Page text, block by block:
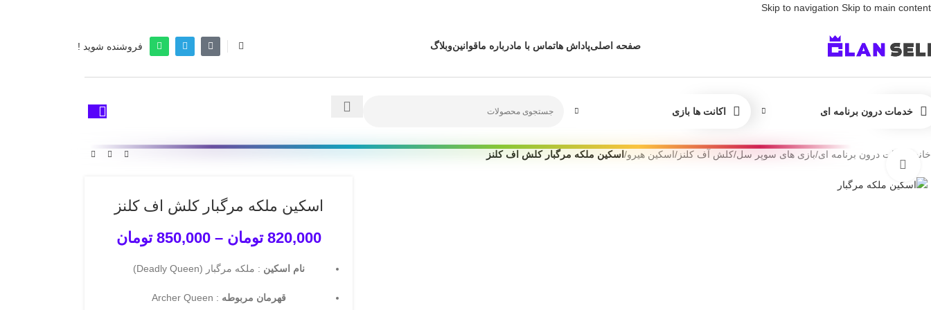
Skip to navigation Skip to main content
صفحه اصلیپاداش هاتماس با مادرباره ماقوانینوبلاگ فروشنده شوید !
خدمات درون برنامه ای اکانت ها بازی
خانه خدمات درون برنامه ای/بازی های سوپر سل/کلش آف کلنز /اسکین هیرو/ اسکین ملکه مرگبار کلش اف کلنز
اسکین ملکه مرگبار کلش اف کلنز
820,000 تومان –
850,000 تومان
نام اسکین : ملکه مرگبار (Deadly Queen)
قهرمان مربوطه : Archer Queen